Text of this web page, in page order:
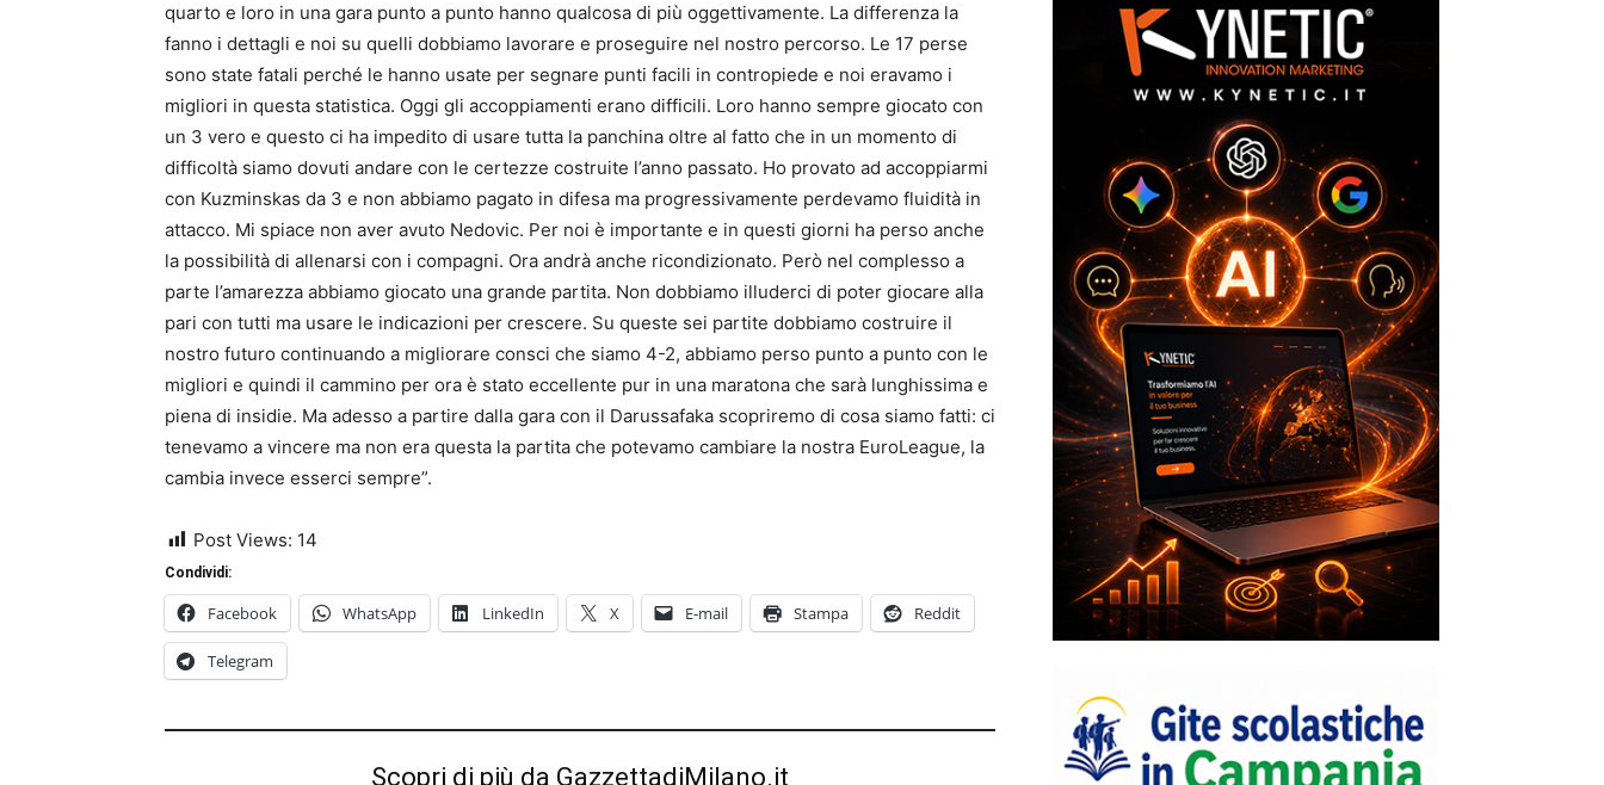
quarto e loro in una gara punto a punto hanno qualcosa di più oggettivamente. La differenza la
fanno i dettagli e noi su quelli dobbiamo lavorare e proseguire nel nostro percorso. Le 17 perse
sono state fatali perché le hanno usate per segnare punti facili in contropiede e noi eravamo i
migliori in questa statistica. Oggi gli accoppiamenti erano difficili. Loro hanno sempre giocato con
un 3 vero e questo ci ha impedito di usare tutta la panchina oltre al fatto che in un momento di
difficoltà siamo dovuti andare con le certezze costruite l’anno passato. Ho provato ad accoppiarmi
con Kuzminskas da 3 e non abbiamo pagato in difesa ma progressivamente perdevamo fluidità in
attacco. Mi spiace non aver avuto Nedovic. Per noi è importante e in questi giorni ha perso anche
la possibilità di allenarsi con i compagni. Ora andrà anche ricondizionato. Però nel complesso a
parte l’amarezza abbiamo giocato una grande partita. Non dobbiamo illuderci di poter giocare alla
pari con tutti ma usare le indicazioni per crescere. Su queste sei partite dobbiamo costruire il
nostro futuro continuando a migliorare consci che siamo 4-2, abbiamo perso punto a punto con le
migliori e quindi il cammino per ora è stato eccellente pur in una maratona che sarà lunghissima e
piena di insidie. Ma adesso a partire dalla gara con il Darussafaka scopriremo di cosa siamo fatti: ci
tenevamo a vincere ma non era questa la partita che potevamo cambiare la nostra EuroLeague, la
cambia invece esserci sempre”.
Post Views: 14
Condividi:
Facebook WhatsApp LinkedIn X E-mail Stampa Reddit
Telegram
Scopri di più da GazzettadiMilano.it